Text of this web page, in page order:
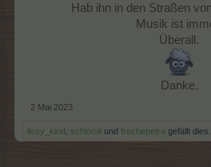
Hab ihn in den Straßen
Musik ist
Überall.
Danke.​
2 Mai 2023
lissy_kind schlomil und frechepetra gefällt dies.